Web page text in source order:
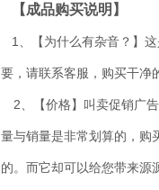
【成品购买说明】
1、【为什么有杂音？】这
要，请联系客服，购买干净
2、【价格】叫卖促销广
量与销量是非常划算的，购
的。而它却可以给您带来源